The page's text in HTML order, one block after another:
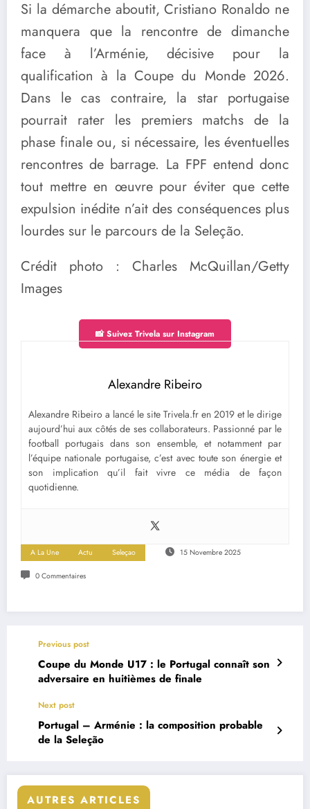
Si la démarche aboutit, Cristiano Ronaldo ne
manquera que la rencontre de dimanche
face à l’Arménie, décisive pour la
qualification à la Coupe du Monde 2026.
Dans le cas contraire, la star portugaise
pourrait rater les premiers matchs de la
phase finale ou, si nécessaire, les éventuelles
rencontres de barrage. La FPF entend donc
tout mettre en œuvre pour éviter que cette
expulsion inédite n’ait des conséquences plus
lourdes sur le parcours de la Seleção.
Crédit photo : Charles McQuillan/Getty
Images
📸 Suivez Trivela sur Instagram
Alexandre Ribeiro
Alexandre Ribeiro a lancé le site Trivela.fr en 2019 et le dirige
aujourd’hui aux côtés de ses collaborateurs. Passionné par le
football portugais dans son ensemble, et notamment par
l’équipe nationale portugaise, c’est avec toute son énergie et
son implication qu’il fait vivre ce média de façon
quotidienne.
A La Une Actu Seleçao 15 Novembre 2025
0 Commentaires
Previous post
Coupe du Monde U17 : le Portugal connaît son
adversaire en huitièmes de finale
Next post
Portugal – Arménie : la composition probable
de la Seleção
AUTRES ARTICLES